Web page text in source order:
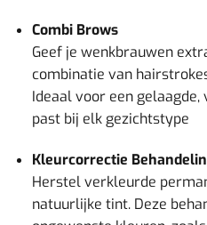
Combi Brows
Geef je wenkbrauwen
combinatie van
Ideaal voor een
past bij elk gezichtstype
Kleurcorrectie
Herstel verkleurde
natuurlijke tint. Deze